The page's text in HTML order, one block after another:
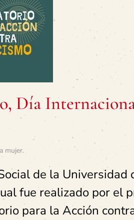
Día
mujer.
de la Universidad
fue realizado por el
para la Acción